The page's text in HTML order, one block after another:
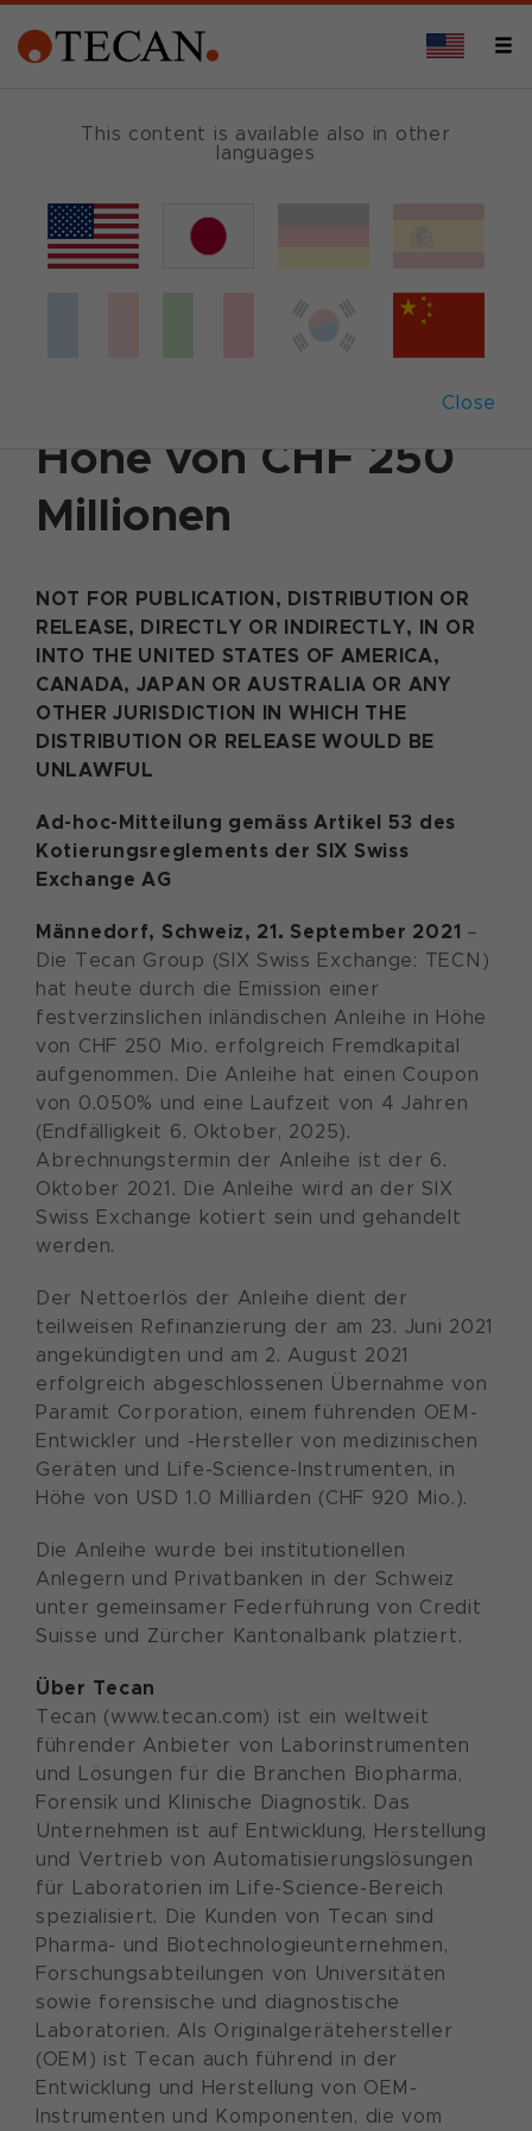
This content is available also in other
languages
Close
September 21, 2021
announcement
Tecan begibt eine
Höhe von CHF 250
Millionen
NOT FOR PUBLICATION, DISTRIBUTION OR
RELEASE, DIRECTLY OR INDIRECTLY, IN OR
INTO THE UNITED STATES OF AMERICA,
CANADA, JAPAN OR AUSTRALIA OR ANY
OTHER JURISDICTION IN WHICH THE
DISTRIBUTION OR RELEASE WOULD BE
UNLAWFUL
Ad-hoc-Mitteilung gemäss Artikel 53 des
Kotierungsreglements der SIX Swiss
Exchange AG
Männedorf, Schweiz, 21. September 2021 –
Die Tecan Group (SIX Swiss Exchange: TECN)
hat heute durch die Emission einer
festverzinslichen inländischen Anleihe in Höhe
von CHF 250 Mio. erfolgreich Fremdkapital
aufgenommen. Die Anleihe hat einen Coupon
von 0.050% und eine Laufzeit von 4 Jahren
(Endfälligkeit 6. Oktober, 2025).
Abrechnungstermin der Anleihe ist der 6.
Oktober 2021. Die Anleihe wird an der SIX
Swiss Exchange kotiert sein und gehandelt
werden.
Der Nettoerlös der Anleihe dient der
teilweisen Refinanzierung der am 23. Juni 2021
angekündigten und am 2. August 2021
erfolgreich abgeschlossenen Übernahme von
Paramit Corporation, einem führenden OEM-
Entwickler und -Hersteller von medizinischen
Geräten und Life-Science-Instrumenten, in
Höhe von USD 1.0 Milliarden (CHF 920 Mio.).
Die Anleihe wurde bei institutionellen
Anlegern und Privatbanken in der Schweiz
unter gemeinsamer Federführung von Credit
Suisse und Zürcher Kantonalbank platziert.
Über Tecan
Tecan (www.tecan.com) ist ein weltweit
führender Anbieter von Laborinstrumenten
und Lösungen für die Branchen Biopharma,
Forensik und Klinische Diagnostik. Das
Unternehmen ist auf Entwicklung, Herstellung
und Vertrieb von Automatisierungslösungen
für Laboratorien im Life-Science-Bereich
spezialisiert. Die Kunden von Tecan sind
Pharma- und Biotechnologieunternehmen,
Forschungsabteilungen von Universitäten
sowie forensische und diagnostische
Laboratorien. Als Originalgerätehersteller
(OEM) ist Tecan auch führend in der
Entwicklung und Herstellung von OEM-
Instrumenten und Komponenten, die vom